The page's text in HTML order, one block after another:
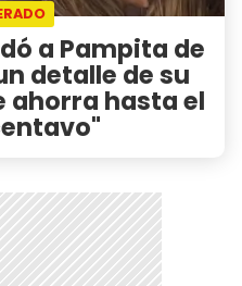
a Pampita de
detalle de su
ahorra hasta el